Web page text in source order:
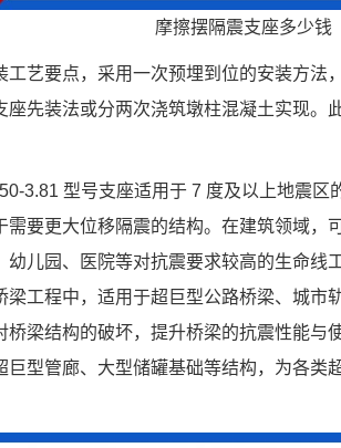
摩擦摆隔震支座多少钱
工艺要点，采用一次预埋到位的安装方法
座先装法或分两次浇筑墩柱混凝土实现。
3.81 型号支座适用于 7 度及以上地震区
需要更大位移隔震的结构。在建筑领域，
幼儿园、医院等对抗震要求较高的生命线
梁工程中，适用于超巨型公路桥梁、城市
桥梁结构的破坏，提升桥梁的抗震性能与
巨型管廊、大型储罐基础等结构，为各类